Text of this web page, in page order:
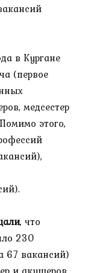
в Кургане
(первое
медсестер
этого,
, что
230
67 вакансий)